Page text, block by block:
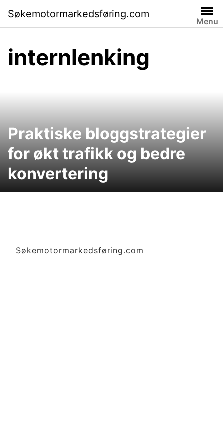
content
Søkemotormarkedsføring.com
Menu
internlenking
Praktiske bloggstrategier
for økt trafikk og bedre
konvertering
Søkemotormarkedsføring.com